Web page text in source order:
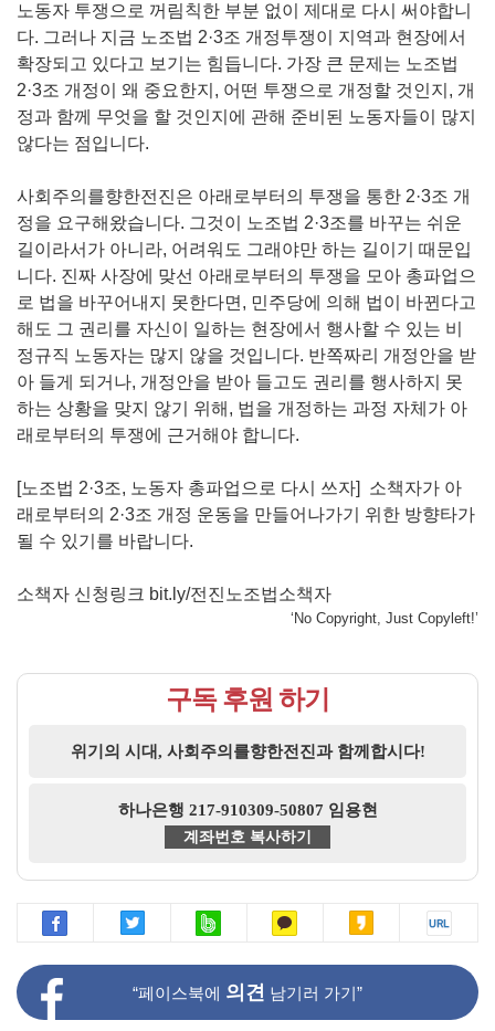
노동자 투쟁으로 꺼림칙한 부분 없이 제대로 다시 써야합니
다. 그러나 지금 노조법 2·3조 개정투쟁이 지역과 현장에서
확장되고 있다고 보기는 힘듭니다. 가장 큰 문제는 노조법
2·3조 개정이 왜 중요한지, 어떤 투쟁으로 개정할 것인지, 개
정과 함께 무엇을 할 것인지에 관해 준비된 노동자들이 많지
않다는 점입니다.
사회주의를향한전진은 아래로부터의 투쟁을 통한 2·3조 개
정을 요구해왔습니다. 그것이 노조법 2·3조를 바꾸는 쉬운
길이라서가 아니라, 어려워도 그래야만 하는 길이기 때문입
니다. 진짜 사장에 맞선 아래로부터의 투쟁을 모아 총파업으
로 법을 바꾸어내지 못한다면, 민주당에 의해 법이 바뀐다고
해도 그 권리를 자신이 일하는 현장에서 행사할 수 있는 비
정규직 노동자는 많지 않을 것입니다. 반쪽짜리 개정안을 받
아 들게 되거나, 개정안을 받아 들고도 권리를 행사하지 못
하는 상황을 맞지 않기 위해, 법을 개정하는 과정 자체가 아
래로부터의 투쟁에 근거해야 합니다.
[노조법 2·3조, 노동자 총파업으로 다시 쓰자] 소책자가 아
래로부터의 2·3조 개정 운동을 만들어나가기 위한 방향타가
될 수 있기를 바랍니다.
소책자 신청링크 bit.ly/전진노조법소책자
‘No Copyright, Just Copyleft!’
구독 후원 하기
위기의 시대, 사회주의를향한전진과 함께합시다!
하나은행 217-910309-50807 임용현
계좌번호 복사하기
“페이스북에 의견 남기러 가기”